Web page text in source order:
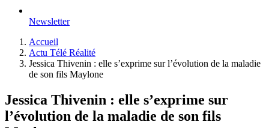
Newsletter
Accueil
Actu Télé Réalité
Jessica Thivenin : elle s’exprime sur l’évolution de la maladie
de son fils Maylone
Jessica Thivenin : elle s’exprime sur
l’évolution de la maladie de son fils